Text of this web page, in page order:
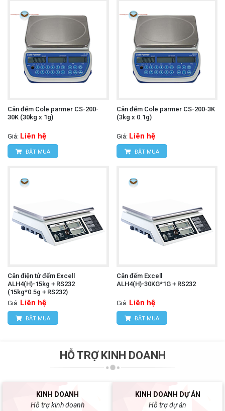
Cân đếm Cole parmer CS-200-
30K (30kg x 1g)
Giá: Liên hệ
ĐẶT MUA
Cân đếm Cole parmer CS-200-3K
(3kg x 0.1g)
Giá: Liên hệ
ĐẶT MUA
Cân điện tử đếm Excell
ALH4(H)-15kg + RS232
(15kg*0.5g + RS232)
Giá: Liên hệ
ĐẶT MUA
Cân đếm Excell
ALH4(H)-30KG*1G + RS232
Giá: Liên hệ
ĐẶT MUA
HỖ TRỢ KINH DOANH
KINH DOANH
Hỗ trợ kinh doanh
KINH DOANH DỰ ÁN
Hỗ trợ dự án